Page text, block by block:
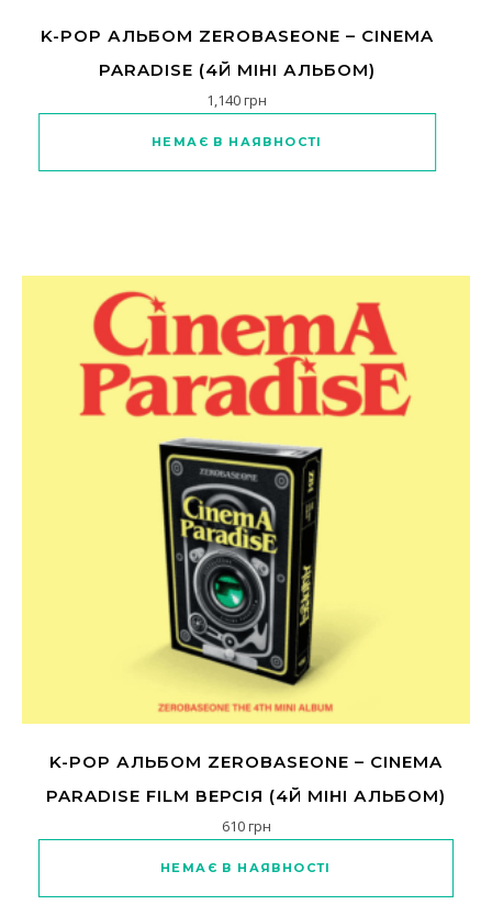
K-POP АЛЬБОМ ZEROBASEONE – CINEMA
PARADISE (4Й МІНІ АЛЬБОМ)
1,140грн
НЕМАЄ В НАЯВНОСТІ
K-POP АЛЬБОМ ZEROBASEONE – CINEMA
PARADISE FILM ВЕРСІЯ (4Й МІНІ АЛЬБОМ)
610грн
НЕМАЄ В НАЯВНОСТІ